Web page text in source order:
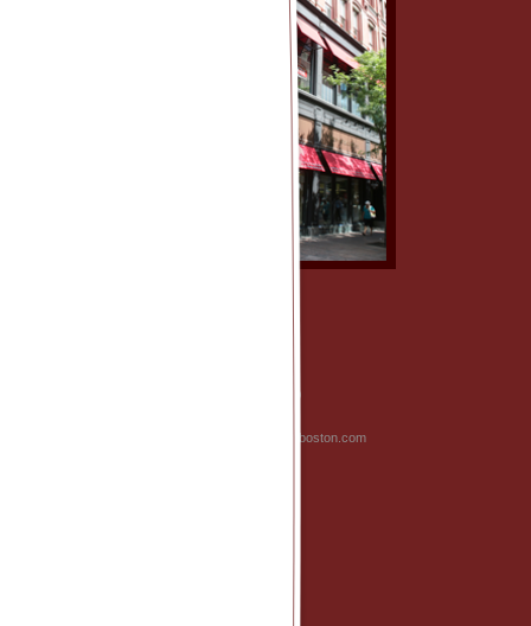
Boston, MA 02110
www.centralbistroboston.com